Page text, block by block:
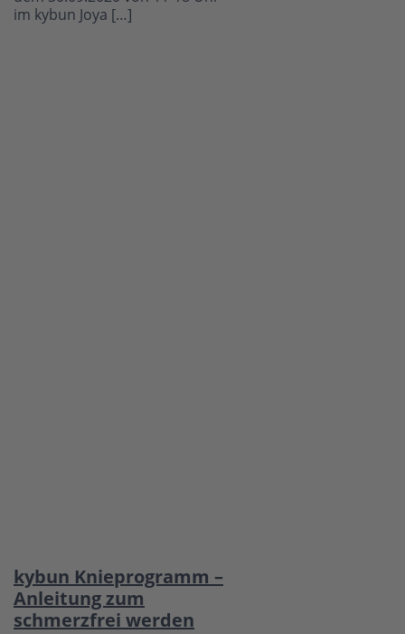
im kybun Joya […]
kybun Knieprogramm –
Anleitung zum
schmerzfrei werden